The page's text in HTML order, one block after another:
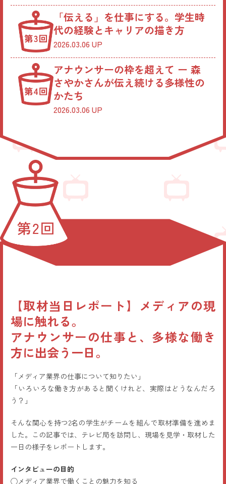
「伝える」を仕事にする。学生時
代の経験とキャリアの描き方
2026.03.06 UP
アナウンサーの枠を超えて ー 森
さやかさんが伝え続ける多様性の
かたち
2026.03.06 UP
【取材当日レポート】メディアの現
場に触れる。
アナウンサーの仕事と、多様な働き
方に出会う一日。
「メディア業界の仕事について知りたい」
「いろいろな働き方があると聞くけれど、実際はどうなんだろ
う？」
そんな関心を持つ2名の学生がチームを組んで取材準備を進めま
した。この記事では、テレビ局を訪問し、現場を見学・取材した
一日の様子をレポートします。
インタビューの目的
◯メディア業界で働くことの魅力を知る